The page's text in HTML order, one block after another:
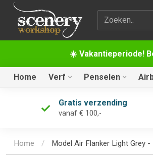
☀️ Vakantieperiode!
Zoekterm
Home Verf Penselen
Gratis verzending
vanaf € 100,-
Home / Model Air Flanker Light Grey